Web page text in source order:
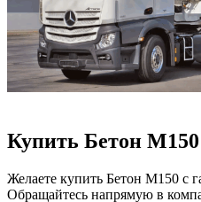
Купить Бетон М150
Желаете купить Бетон М150 с
Обращайтесь напрямую в